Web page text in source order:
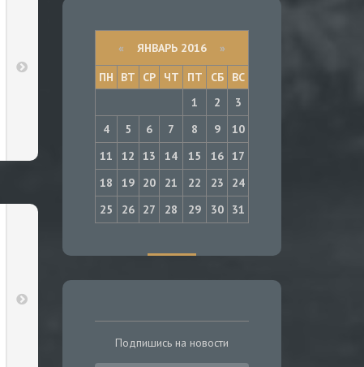
« ЯНВАРЬ 2016 »
ПН
ВТ СР ЧТ ПТ СБ
ВС
1
2
3
4
5 6 7 8 9
10
11
12 13 14 15 16 17
18
19 20 21 22 23
24
25
26 27 28 29 30 31
Подпишись на новости